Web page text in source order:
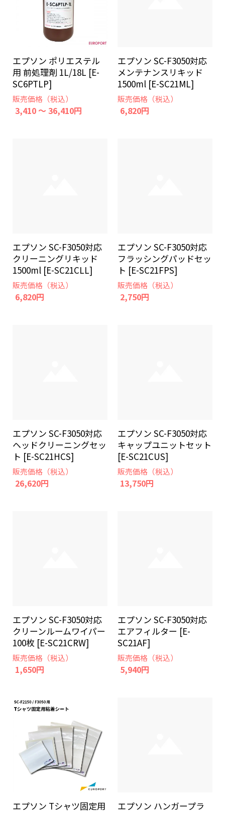
エプソン ポリエステル
用 前処理剤 1L/18L [E-
SC6PTLP]
販売価格（税込）
3,410 ～ 36,410円
エプソン SC-F3050対応
メンテナンスリキッド
1500ml [E-SC21ML]
販売価格（税込）
6,820円
エプソン SC-F3050対応
クリーニングリキッド
1500ml [E-SC21CLL]
販売価格（税込）
6,820円
エプソン SC-F3050対応
フラッシングパッドセッ
ト [E-SC21FPS]
販売価格（税込）
2,750円
エプソン SC-F3050対応
ヘッドクリーニングセッ
ト [E-SC21HCS]
販売価格（税込）
26,620円
エプソン SC-F3050対応
キャップユニットセット
[E-SC21CUS]
販売価格（税込）
13,750円
エプソン SC-F3050対応
クリーンルームワイパー
100枚 [E-SC21CRW]
販売価格（税込）
1,650円
エプソン SC-F3050対応
エアフィルター [E-
SC21AF]
販売価格（税込）
5,940円
エプソン Tシャツ固定用
エプソン ハンガープラ